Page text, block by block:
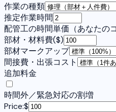
作業の種類
推定作業時間
配管工の時間単価（あなたの
部材・材料費($)
部材マークアップ
間接費・出張コスト
追加料金
時間外／緊急対応の割増
Price:$